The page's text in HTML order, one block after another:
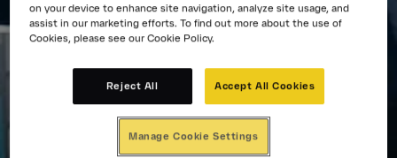
on your device to enhance site navigation, analyze site usage, and
assist in our marketing efforts. To find out more about the use of
Cookies, please see our Cookie Policy.
Reject All Accept All Cookies
Manage Cookie Settings